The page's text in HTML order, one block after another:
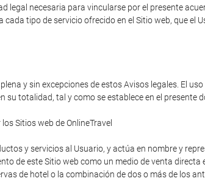
legal necesaria para vincularse por el presente
tipo de servicio ofrecido en el Sitio web, que el
y sin excepciones de estos Avisos legales. El
totalidad, tal y como se establece en el presente
Sitios web de OnlineTravel
y servicios al Usuario, y actúa en nombre y
de este Sitio web como un medio de venta
de hotel o la combinación de dos o más de los